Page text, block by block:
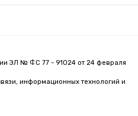
ЭЛ № ФС 77 - 91024 от 24 февраля
информационных технологий и